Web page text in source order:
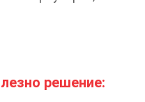
решение: